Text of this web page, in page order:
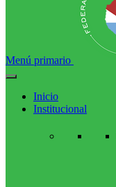
Menú primario
Inicio
Institucional